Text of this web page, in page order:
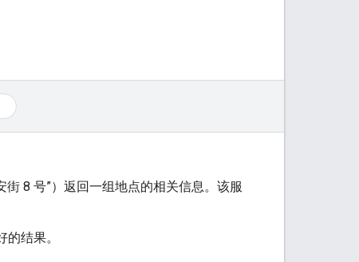
街 8 号”）返回一组地点的相关信息。该服
结果。